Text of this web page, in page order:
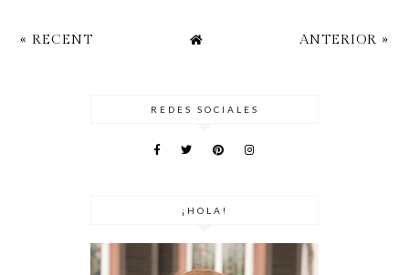
« RECENT ANTERIOR »
REDES SOCIALES
¡HOLA!